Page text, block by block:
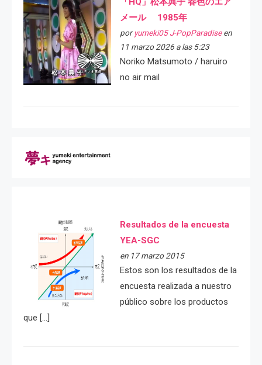
メール 1985年
por yumeki05 J-PopParadiseen
11 marzo 2026 a las 5:23
Noriko Matsumoto / haruiro
no air mail
Resultados de la encuesta
YEA-SGC
en 17 marzo 2015
Estos son los resultados de la
encuesta realizada a nuestro
público sobre los productos
que […]